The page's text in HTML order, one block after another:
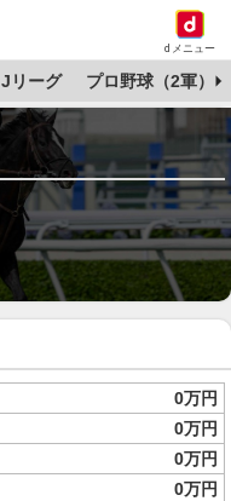
dメニュー
Jリーグ プロ野球（2軍）
0万円
0万円
0万円
0万円